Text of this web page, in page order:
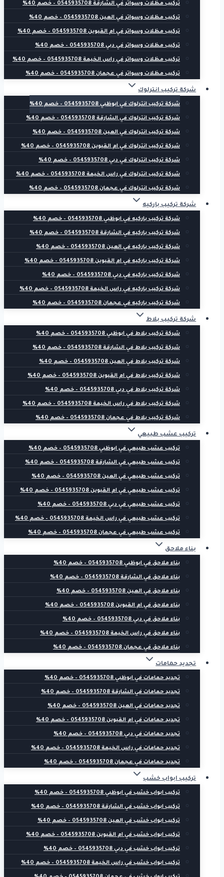
تركيب مظلات وسواتر في الشارقة 0545935708 – خصم 40%
تركيب مظلات وسواتر في العين 0545935708 – خصم 40%
تركيب مظلات وسواتر في ام القيوين 0545935708 – خصم 40%
تركيب مظلات وسواتر في دبي 0545935708 – خصم 40%
تركيب مظلات وسواتر في راس الخيمة 0545935708 – خصم 40%
تركيب مظلات وسواتر في عجمان 0545935708 – خصم 40%
شركة تركيب انترلوك
شركة تركيب انترلوك في ابوظبي 0545935708 – خصم 40%
شركة تركيب انترلوك في الشارقة 0545935708 – خصم 40%
شركة تركيب انترلوك في العين 0545935708 – خصم 40%
شركة تركيب انترلوك في ام القيوين 0545935708 – خصم 40%
شركة تركيب انترلوك في دبي 0545935708 – خصم 40%
شركة تركيب انترلوك في راس الخيمة 0545935708 – خصم 40%
شركة تركيب انترلوك في عجمان 0545935708 – خصم 40%
شركة تركيب باركيه
شركة تركيب باركيه في ابوظبي 0545935708 – خصم 40%
شركة تركيب باركيه في الشارقة 0545935708 – خصم 40%
شركة تركيب باركيه في العين 0545935708 – خصم 40%
شركة تركيب باركيه في ام القيوين 0545935708 – خصم 40%
شركة تركيب باركيه في دبي 0545935708 – خصم 40%
شركة تركيب باركيه في راس الخيمة 0545935708 – خصم 40%
شركة تركيب باركيه في عجمان 0545935708 – خصم 40%
شركة تركيب بلاط
شركة تركيب بلاط في ابوظبي 0545935708 – خصم 40%
شركة تركيب بلاط في الشارقة 0545935708 – خصم 40%
شركة تركيب بلاط في العين 0545935708 – خصم 40%
شركة تركيب بلاط في ام القيوين 0545935708 – خصم 40%
شركة تركيب بلاط في دبي 0545935708 – خصم 40%
شركة تركيب بلاط في راس الخيمة 0545935708 – خصم 40%
شركة تركيب بلاط في عجمان 0545935708 – خصم 40%
تركيب عشب طبيعي
تركيب عشب طبيعي في ابوظبي 0545935708 – خصم 40%
تركيب عشب طبيعي في الشارقة 0545935708 – خصم 40%
تركيب عشب طبيعي في العين 0545935708 – خصم 40%
تركيب عشب طبيعي في ام القيوين 0545935708 – خصم 40%
تركيب عشب طبيعي في دبي 0545935708 – خصم 40%
تركيب عشب طبيعي في راس الخيمة 0545935708 – خصم 40%
تركيب عشب طبيعي في عجمان 0545935708 – خصم 40%
بناء ملاحق
بناء ملاحق في ابوظبي 0545935708 – خصم 40%
بناء ملاحق في الشارقة 0545935708 – خصم 40%
بناء ملاحق في العين 0545935708 – خصم 40%
بناء ملاحق في ام القيوين 0545935708 – خصم 40%
بناء ملاحق في دبي 0545935708 – خصم 40%
بناء ملاحق في راس الخيمة 0545935708 – خصم 40%
بناء ملاحق في عجمان 0545935708 – خصم 40%
تجديد حمامات
تجديد حمامات في ابوظبي 0545935708 – خصم 40%
تجديد حمامات في الشارقة 0545935708 – خصم 40%
تجديد حمامات في العين 0545935708 – خصم 40%
تجديد حمامات في ام القيوين 0545935708 – خصم 40%
تجديد حمامات في دبي 0545935708 – خصم 40%
تجديد حمامات في راس الخيمة 0545935708 – خصم 40%
تجديد حمامات في عجمان 0545935708 – خصم 40%
تركيب ابواب خشب
تركيب ابواب خشب في ابوظبي 0545935708 – خصم 40%
تركيب ابواب خشب في الشارقة 0545935708 – خصم 40%
تركيب ابواب خشب في العين 0545935708 – خصم 40%
تركيب ابواب خشب في ام القيوين 0545935708 – خصم 40%
تركيب ابواب خشب في دبي 0545935708 – خصم 40%
تركيب ابواب خشب في راس الخيمة 0545935708 – خصم 40%